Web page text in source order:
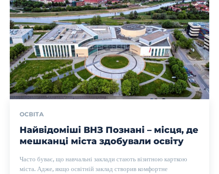
ОСВІТА
Найвідоміші ВНЗ Познані – місця, де
мешканці міста здобували освіту
Часто буває, що навчальні заклади стають візитною карткою
міста. Адже, якщо освітній заклад створив комфортне